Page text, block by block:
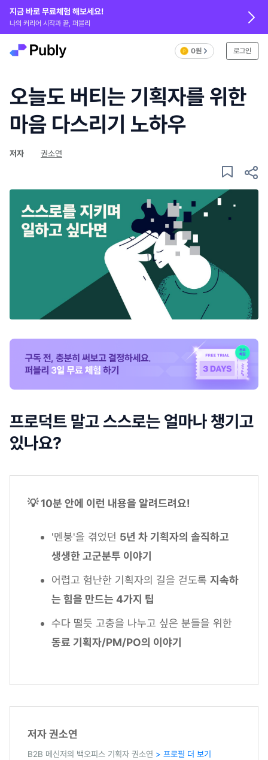
지금 바로 무료체험 해보세요!
나의 커리어 시작과 끝, 퍼블리
0원 로그인
오늘도 버티는 기획자를 위한
마음 다스리기 노하우
저자 권소연
프로덕트 말고 스스로는 얼마나 챙기고
있나요?
💡 10분 안에 이런 내용을 알려드려요!
'멘붕'을 겪었던 5년 차 기획자의 솔직하고
생생한 고군분투 이야기
어렵고 험난한 기획자의 길을 걷도록 지속하
는 힘을 만드는 4가지 팁
수다 떨듯 고충을 나누고 싶은 분들을 위한
동료 기획자/PM/PO의 이야기
저자 권소연
B2B 메신저의 백오피스 기획자 권소연 > 프로필 더 보기